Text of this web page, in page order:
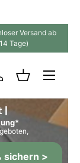
Versand ab
Tage)
|
sichern >